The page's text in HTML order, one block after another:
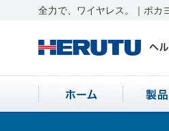
全力で、ワイヤレス。｜ポカ